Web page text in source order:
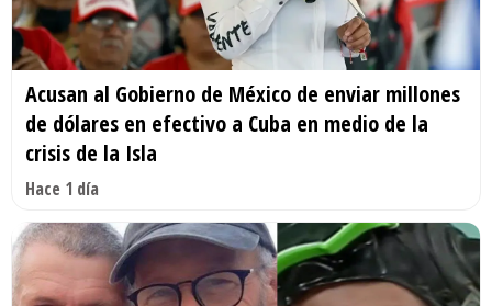
Acusan al Gobierno de México de enviar millones
de dólares en efectivo a Cuba en medio de la
crisis de la Isla
Hace 1 día